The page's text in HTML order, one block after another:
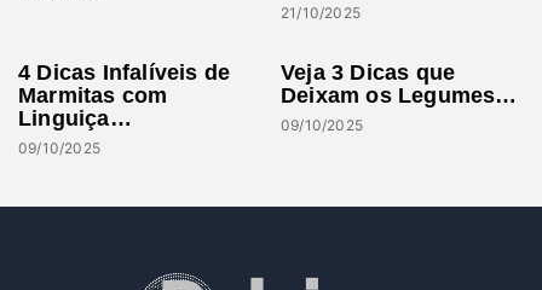
21/10/2025
4 Dicas Infalíveis de
Marmitas com
Linguiça…
09/10/2025
Veja 3 Dicas que
Deixam os Legumes…
09/10/2025